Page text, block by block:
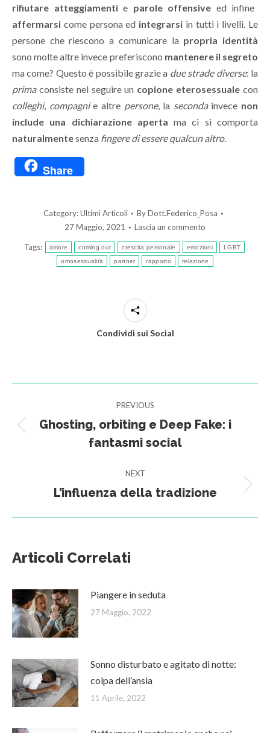
rifiutare atteggiamentie parole offensive ed infine
affermarsi come persona ed integrarsi in tutti i livelli. Le
persone che riescono a comunicare la propria identità
sono molte altre invece preferiscono mantenere il segreto
ma come? Questo è possibile grazie a due strade diverse: la
prima consiste nel seguire un copione eterosessuale con
colleghi, compagnie altre persone, la seconda invece non
include una dichiarazione aperta ma ci si comporta
naturalmentesenza fingere di essere qualcun altro.
Share
Category:Ultimi Articoli ByDott.Federico_Posa
27 Maggio, 2021
Lascia un commento
Tags: amore coming out crescita personale emozioni LGBT
omosessualità partner rapporto relazione
Condividi sui Social
navigation
PREVIOUS
Previous
post:
Ghosting, orbiting e Deep Fake: i
fantasmi social
NEXT
Next
L’influenza della tradizione
Articoli Correlati
Piangere in seduta
27 Maggio, 2022
Sonno disturbato e agitato di notte:
colpa dell’ansia
11 Aprile, 2022